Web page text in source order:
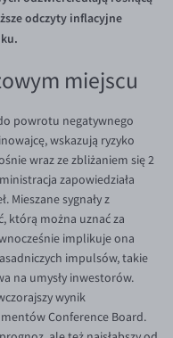
odczyty inflacyjne
miejscu
powrotu negatywnego
wskazują ryzyko
wraz ze zbliżaniem się 2
zapowiedziała
Mieszane sygnały z
którą można uznać za
implikuje ona
impulsów, takie
na umysły inwestorów.
wynik
Conference Board.